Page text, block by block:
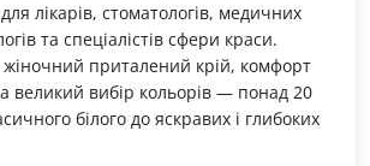
лікарів, стоматологів, медичних
та спеціалістів сфери краси.
приталений крій, комфорт
великий вибір кольорів — понад 20
білого до яскравих і глибоких